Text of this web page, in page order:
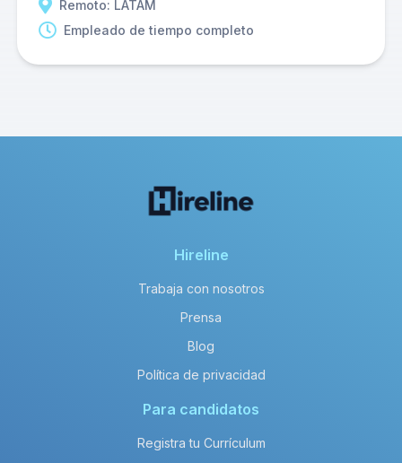
Remoto: LATAM
Empleado de tiempo completo
Hireline
Trabaja con nosotros
Prensa
Blog
Política de privacidad
Para candidatos
Registra tu Currículum